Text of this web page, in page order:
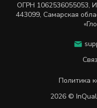
ОГРН 1062536055053,
443099, Самарская
Политика
2026 ©